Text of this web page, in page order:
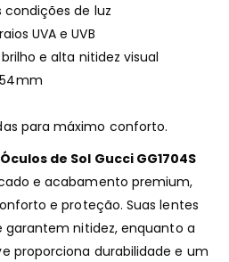
de luz
UVA e UVB
e alta nitidez visual
54mm
para máximo conforto.
Óculos de Sol Gucci GG1704S
e acabamento premium,
e proteção. Suas lentes
garantem nitidez, enquanto a
proporciona durabilidade e um